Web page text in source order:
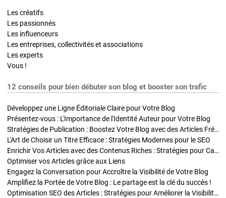
Les créatifs
Les passionnés
Les influenceurs
Les entreprises, collectivités et associations
Les experts
Vous !
12 conseils pour bien débuter son blog et booster son trafic
Développez une Ligne Éditoriale Claire pour Votre Blog
Présentez-vous : L'Importance de l'Identité Auteur pour Votre Blog
Stratégies de Publication : Boostez Votre Blog avec des Articles Fréquents et Exclusifs
L'Art de Choisir un Titre Efficace : Stratégies Modernes pour le SEO
Enrichir Vos Articles avec des Contenus Riches : Stratégies pour Captiver et Optimiser
Optimiser vos Articles grâce aux Liens
Engagez la Conversation pour Accroître la Visibilité de Votre Blog
Amplifiez la Portée de Votre Blog : Le partage est la clé du succès !
Optimisation SEO des Articles : Stratégies pour Améliorer la Visibilité de Votre Blog